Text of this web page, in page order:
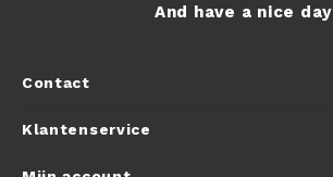
Contact
And have a nice day
Klantenservice